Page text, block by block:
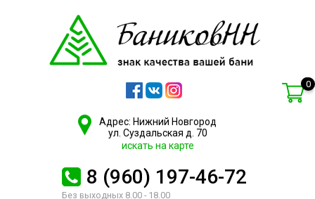
Адрес: Нижний Новгород
ул. Суздальская д. 70
искать на карте
8 (960) 197-46-72
Без выходных 8.00 - 18.00
0